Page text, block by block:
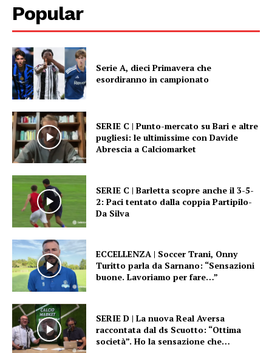
Popular
Serie A, dieci Primavera che
esordiranno in campionato
SERIE C | Punto-mercato su Bari e altre
pugliesi: le ultimissime con Davide
Abrescia a Calciomarket
SERIE C | Barletta scopre anche il 3-5-
2: Paci tentato dalla coppia Partipilo-
Da Silva
ECCELLENZA | Soccer Trani, Onny
Turitto parla da Sarnano: “Sensazioni
buone. Lavoriamo per fare…”
SERIE D | La nuova Real Aversa
raccontata dal ds Scuotto: “Ottima
società”. Ho la sensazione che…